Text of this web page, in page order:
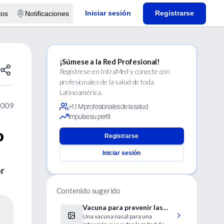
Notificaciones Iniciar sesión Registrarse
¡Súmese a la Red Profesional!
Regístrese en IntraMed y conecte con
profesionales de la salud de toda
Latinoamérica.
+1.1 M profesionales de la salud
Impulse su perfil
Registrarse
Iniciar sesión
Contenido sugerido
Vacuna para prevenir las
infecciones de vías
Una vacuna nasal para una